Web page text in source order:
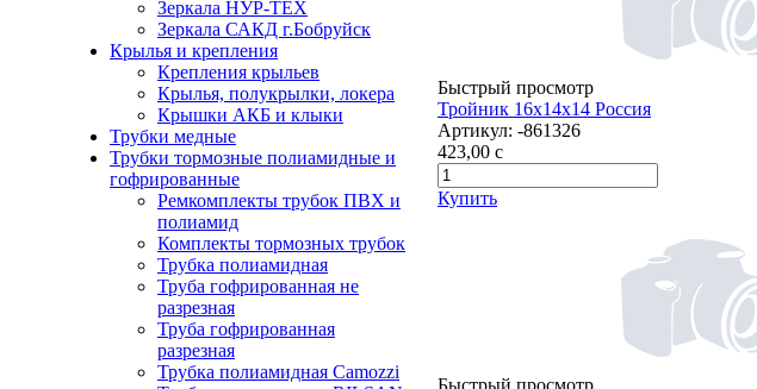
Зеркала НУР-ТЕХ
Зеркала САКД г.Бобруйск
Крылья и крепления
Крепления крыльев
Крылья, полукрылки, локера
Крышки АКБ и клыки
Трубки медные
Трубки тормозные полиамидные и
гофрированные
Ремкомплекты трубок ПВХ и
полиамид
Комплекты тормозных трубок
Трубка полиамидная
Труба гофрированная не
разрезная
Труба гофрированная
разрезная
Трубка полиамидная Camozzi
Быстрый просмотр
Тройник 16х14х14 Россия
Артикул: -861326
423,00 c
Купить
Быстрый просмотр